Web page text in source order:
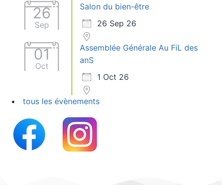
26
Sep
Salon du bien-être
26 Sep 26
01
Oct
Assemblée Générale Au FiL des
anS
1 Oct 26
tous les évènements